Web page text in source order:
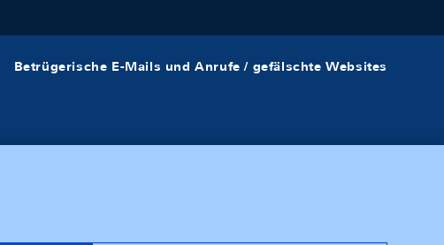
Betrügerische E-Mails und Anrufe / gefälschte Websites